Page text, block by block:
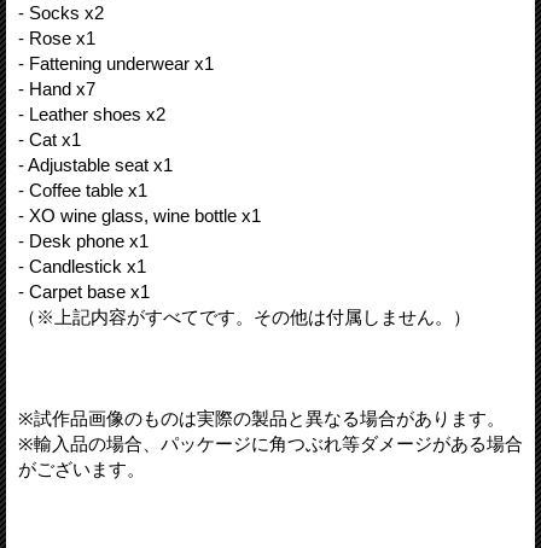
- Socks x2
- Rose x1
- Fattening underwear x1
- Hand x7
- Leather shoes x2
- Cat x1
- Adjustable seat x1
- Coffee table x1
- XO wine glass, wine bottle x1
- Desk phone x1
- Candlestick x1
- Carpet base x1
（※上記内容がすべてです。その他は付属しません。）
※試作品画像のものは実際の製品と異なる場合があります。
※輸入品の場合、パッケージに角つぶれ等ダメージがある場合
がございます。